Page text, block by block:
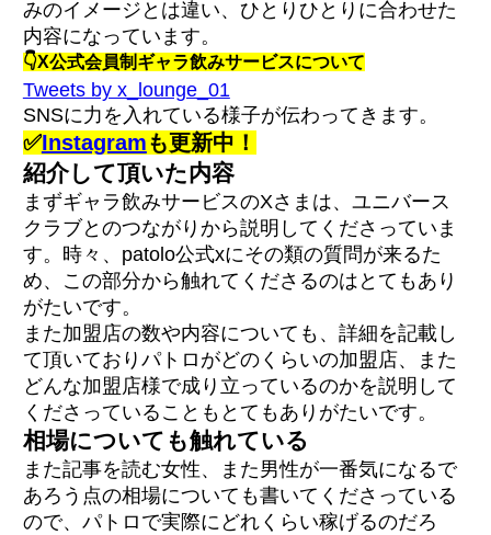
みのイメージとは違い、ひとりひとりに合わせた
内容になっています。
👇X公式会員制ギャラ飲みサービスについて
Tweets by x_lounge_01
SNSに力を入れている様子が伝わってきます。
✅Instagramも更新中！
紹介して頂いた内容
まずギャラ飲みサービスのXさまは、ユニバース
クラブとのつながりから説明してくださっていま
す。時々、patolo公式xにその類の質問が来るた
め、この部分から触れてくださるのはとてもあり
がたいです。
また加盟店の数や内容についても、詳細を記載し
て頂いておりパトロがどのくらいの加盟店、また
どんな加盟店様で成り立っているのかを説明して
くださっていることもとてもありがたいです。
相場についても触れている
また記事を読む女性、また男性が一番気になるで
あろう点の相場についても書いてくださっている
ので、パトロで実際にどれくらい稼げるのだろ